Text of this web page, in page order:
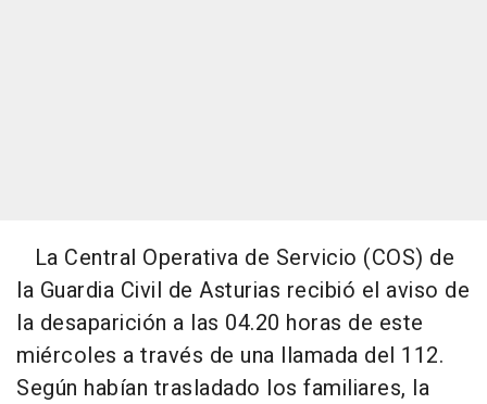
La Central Operativa de Servicio (COS) de
la Guardia Civil de Asturias recibió el aviso de
la desaparición a las 04.20 horas de este
miércoles a través de una llamada del 112.
Según habían trasladado los familiares, la